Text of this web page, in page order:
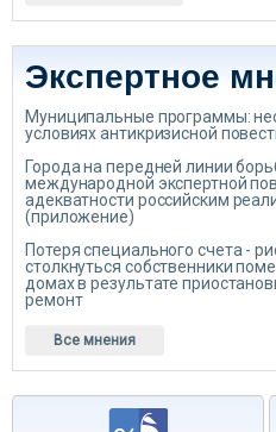
Экспертное
Муниципальные программы:
условиях антикризисной
Города на передней линии
международной экспертной
адекватности российским
(приложение)
Потеря специального счета -
столкнуться собственники
домах в результате
ремонт
Все мнения